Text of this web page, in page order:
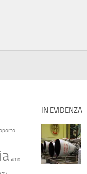
amx
IN EVIDENZA